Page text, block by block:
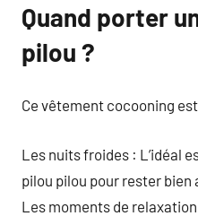
Quand porter
pilou ?
Ce vêtement cocooning
Les nuits froides : L’idéal
pilou pilou pour rester bien
Les moments de relaxation